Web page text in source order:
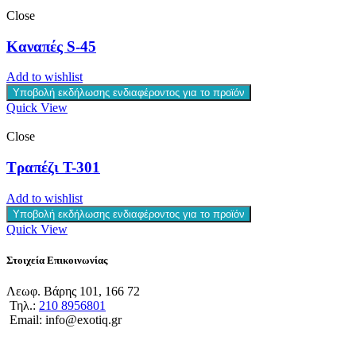
Close
Καναπές S-45
Add to wishlist
Υποβολή εκδήλωσης ενδιαφέροντος για το προϊόν
Quick View
Close
Τραπέζι T-301
Add to wishlist
Υποβολή εκδήλωσης ενδιαφέροντος για το προϊόν
Quick View
Στοιχεία Επικοινωνίας
Λεωφ. Βάρης 101, 166 72
Τηλ.: 210 8956801
Email: info@exotiq.gr